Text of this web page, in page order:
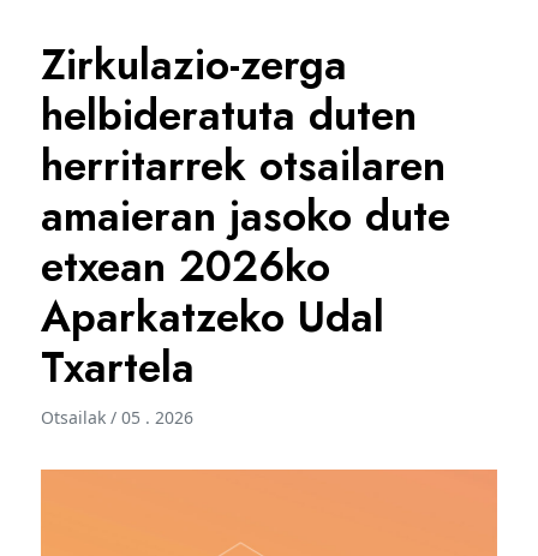
Zirkulazio-zerga
helbideratuta duten
herritarrek otsailaren
amaieran jasoko dute
etxean 2026ko
Aparkatzeko Udal
Txartela
Otsailak / 05 . 2026